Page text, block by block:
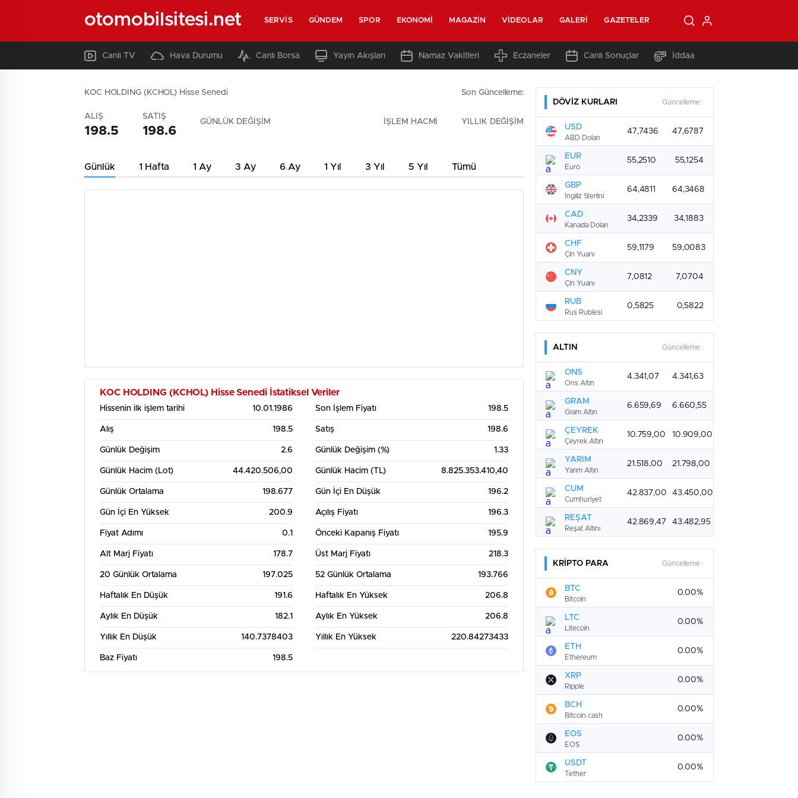
otomobilsitesi.net SERVIS GÜNDEM SPOR EKONOMI MAGAZIN VIDEOLAR GALERI GAZETELER
Canlı TV Hava Durumu Canlı Borsa Yayın Akışları Namaz Vakitleri Eczaneler Canlı Sonuçlar İddaa
KOC HOLDING (KCHOL) Hisse Senedi Son Güncelleme:
ALIŞ
198.5
SATIŞ
198.6
GÜNLÜK DEĞİŞİM İŞLEM HACMİ YILLIK DEĞİŞİM
Günlük 1 Hafta 1 Ay 3 Ay 6 Ay 1 Yıl 3 Yıl 5 Yıl Tümü
KOC HOLDING (KCHOL) Hisse Senedi İstatiksel Veriler
Hissenin ilk işlem tarihi 10.01.1986 Son İşlem Fiyatı 198.5
Alış 198.5 Satış 198.6
Günlük Değişim 2.6 Günlük Değişim (%) 1.33
Günlük Hacim (Lot) 44.420.506,00 Günlük Hacim (TL) 8.825.353.410,40
Günlük Ortalama 198.677 Gün İçi En Düşük 196.2
Gün İçi En Yüksek 200.9 Açılış Fiyatı 196.3
Fiyat Adımı 0.1 Önceki Kapanış Fiyatı 195.9
Alt Marj Fiyatı 178.7 Üst Marj Fiyatı 218.3
20 Günlük Ortalama 197.025 52 Günlük Ortalama 193.766
Haftalık En Düşük 191.6 Haftalık En Yüksek 206.8
Aylık En Düşük 182.1 Aylık En Yüksek 206.8
Yıllık En Düşük 140.7378403 Yıllık En Yüksek 220.84273433
Baz Fiyatı 198.5
DÖVİZ KURLARI Güncelleme :
USD
ABD Doları
47,7436 47,6787
EUR
Euro
55,2510 55,1254
GBP
İngiliz Sterlini
64,4811 64,3468
CAD
Kanada Doları
34,2339 34,1883
CHF
Çin Yuanı
59,1179 59,0083
CNY
Çin Yuanı
7,0812 7,0704
RUB
Rus Rublesi
0,5825 0,5822
ALTIN Güncelleme :
ONS
Ons Altın
4.341,07 4.341,63
GRAM
Gram Altın
6.659,69 6.660,55
ÇEYREK
Çeyrek Altın
10.759,00 10.909,00
YARIM
Yarım Altın
21.518,00 21.798,00
CUM
Cumhuriyet
42.837,00 43.450,00
REŞAT
Reşat Altını
42.869,47 43.482,95
KRİPTO PARA Güncelleme :
BTC
Bitcoin
0.00%
LTC
Litecoin
0.00%
ETH
Ethereum
0.00%
XRP
Ripple
0.00%
BCH
Bitcoin cash
0.00%
EOS
EOS
0.00%
USDT
Tether
0.00%